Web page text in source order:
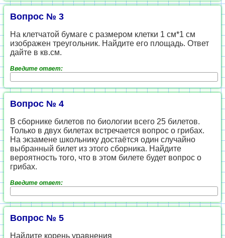
Вопрос № 3
На клетчатой бумаге с размером клетки 1 см*1 см
изображен треугольник. Найдите его площадь. Ответ
дайте в кв.см.
Введите ответ:
Вопрос № 4
В сборнике билетов по биологии всего 25 билетов.
Только в двух билетах встречается вопрос о грибах.
На экзамене школьнику достаётся один случайно
выбранный билет из этого сборника. Найдите
вероятность того, что в этом билете будет вопрос о
грибах.
Введите ответ:
Вопрос № 5
Найдите корень уравнения